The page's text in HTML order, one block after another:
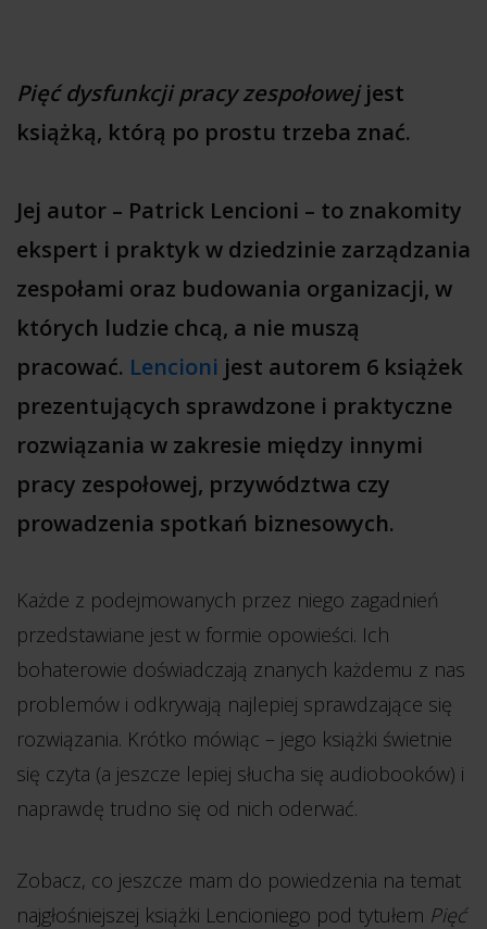
Pięć dysfunkcji pracy zespołowejjest
książką, którą po prostu trzeba znać.
Jej autor – Patrick Lencioni – to znakomity
ekspert i praktyk w dziedzinie zarządzania
zespołami oraz budowania organizacji, w
których ludzie chcą, a nie muszą
pracować. Lencioni jest autorem 6 książek
prezentujących sprawdzone i praktyczne
rozwiązania w zakresie między innymi
pracy zespołowej, przywództwa czy
prowadzenia spotkań biznesowych.
Każde z podejmowanych przez niego zagadnień
przedstawiane jest w formie opowieści. Ich
bohaterowie doświadczają znanych każdemu z nas
problemów i odkrywają najlepiej sprawdzające się
rozwiązania. Krótko mówiąc – jego książki świetnie
się czyta (a jeszcze lepiej słucha się audiobooków) i
naprawdę trudno się od nich oderwać.
Zobacz, co jeszcze mam do powiedzenia na temat
najgłośniejszej książki Lencioniego pod tytułem Pięć